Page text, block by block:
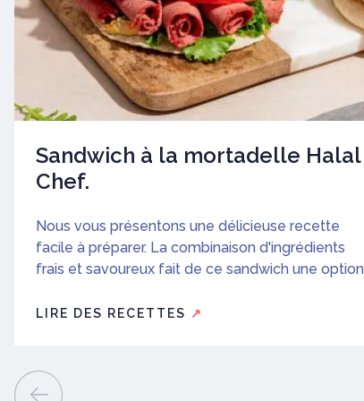
Sandwich à la mortadelle Halal
Chef.
Nous vous présentons une délicieuse recette
facile à préparer. La combinaison d'ingrédients
frais et savoureux fait de ce sandwich une option
léger. N'hésitez pas à essayer cette délicieuse
LIRE DES RECETTES ↗